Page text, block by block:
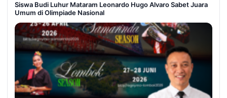
Siswa Budi Luhur Mataram Leonardo Hugo Alvaro Sabet Juara
Umum di Olimpiade Nasional